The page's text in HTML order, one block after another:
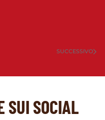
SUCCESSIVO
SUI SOCIAL